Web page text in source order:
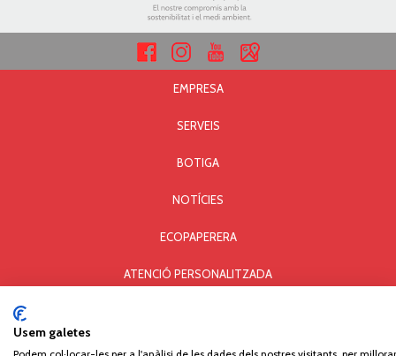
EMPRESA
SERVEIS
BOTIGA
NOTÍCIES
ECOPAPERERA
ATENCIÓ PERSONALITZADA
POLÍTICA DE COOKIES
Usem galetes